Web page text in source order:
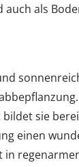
auch als
sie
einen
in